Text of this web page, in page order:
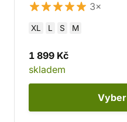
3×
XL L S M
1 899 Kč
skladem
Vyber